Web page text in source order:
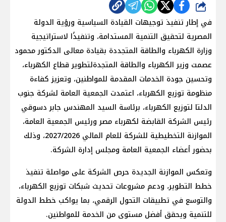
شارك
في إطار تنفيذ توجيهات القيادة السياسية ورؤية الدولة
المصرية لتحقيق التنمية المستدامة، وتنفيذًا لاستراتيجية
وزارة الكهرباء والطاقة المتجددة بقيادة معالى الدكتور محمود
عصمت وزير الكهرباء والطاقة المتجدةلتطوير قطاع الكهرباء،
وتحسين جودة الخدمات المقدمة للمواطنين، وتعزيز كفاءة
منظومة توزيع الكهرباء، اعتمدت الجمعية العامة لشركة جنوب
الدلتا لتوزيع الكهرباء، برئاسة السيد المهندس جابر دسوقي
رئيس الشركة القابضة لكهرباء مصر ورئيس الجمعية العامة،
الموازنة التخطيطية للشركة للعام المالي 2027/2026، وذلك
بحضور أعضاء الجمعية العامة ومجلس إدارة الشركة.
وتعكس الموازنة الجديدة حرص الشركة على مواصلة تنفيذ
خطط التطوير، ودعم مشروعات تحديث شبكات توزيع الكهرباء،
والتوسع في تطبيقات التحول الرقمي، بما يواكب خطط الدولة
للتنمية ويحقق أفضل مستوى من الخدمة للمواطنين.